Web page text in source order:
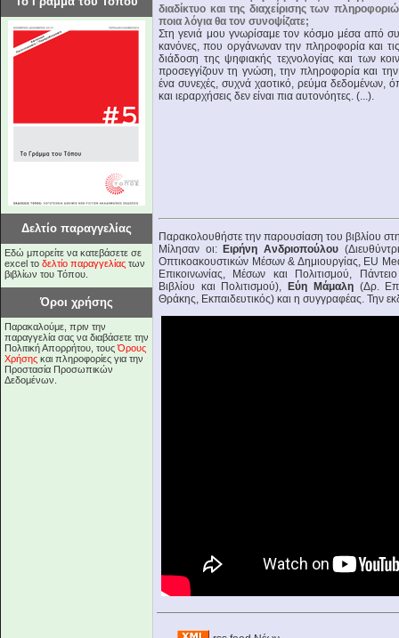
Δελτίο παραγγελίας
Εδώ μπορείτε να κατεβάσετε σε
excel το δελτίο παραγγελίας των
βιβλίων του Τόπου.
Όροι χρήσης
Παρακαλούμε, πριν την
παραγγελία σας να διαβάσετε την
Πολιτική Απορρήτου, τουςΌρους
Χρήσης και πληροφορίες για την
Προστασία Προσωπικών
Δεδομένων.
διαδίκτυο και της διαχείρισης των
ποια λόγια θα τον συνοψίζατε;
Στη γενιά μου γνωρίσαμε τον κόσμο μέσα από
κανόνες, που οργάνωναν την πληροφορία και
διάδοση της ψηφιακής τεχνολογίας και των
προσεγγίζουν τη γνώση, την πληροφορία και την
ένα συνεχές, συχνά χαοτικό, ρεύμα δεδομένων,
και ιεραρχήσεις δεν είναι πια αυτονόητες. (...).
Παρακολουθήστε την παρουσίαση του βιβλίου
Μίλησαν οι: Ειρήνη Ανδριοπούλου
Οπτικοακουστικών Μέσων & Δημιουργίας, EU
Επικοινωνίας, Μέσων και Πολιτισμού,
Βιβλίου και Πολιτισμού),
Εύη Μάμαλη(Δρ.
Θράκης, Εκπαιδευτικός) και η συγγραφέας. Την